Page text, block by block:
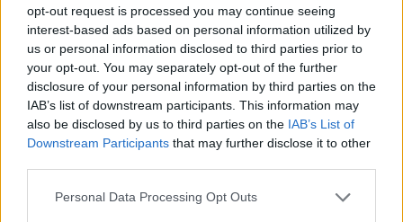
opt-out request is processed you may continue seeing
interest-based ads based on personal information utilized by
us or personal information disclosed to third parties prior to
your opt-out. You may separately opt-out of the further
disclosure of your personal information by third parties on the
IAB’s list of downstream participants. This information may
also be disclosed by us to third parties on the IAB’s List of
Downstream Participants that may further disclose it to other
Please note that this website/app uses one or more Google
Personal Data Processing Opt Outs